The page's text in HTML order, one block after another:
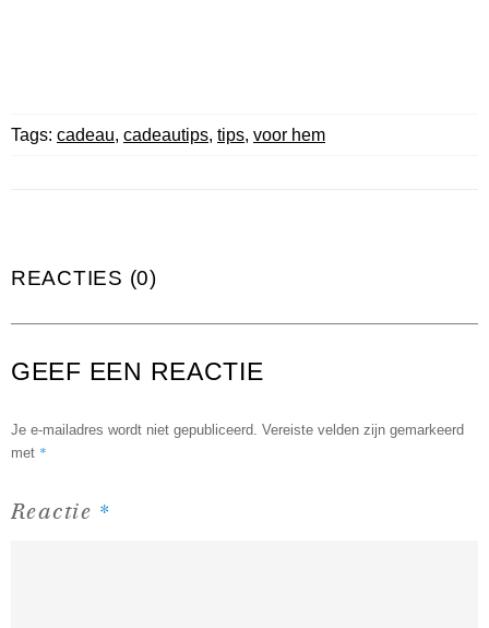
Tags: cadeau, cadeautips, tips, voor hem
REACTIES (0)
GEEF EEN REACTIE
Je e-mailadres wordt niet gepubliceerd. Vereiste velden zijn gemarkeerd
met *
Reactie *